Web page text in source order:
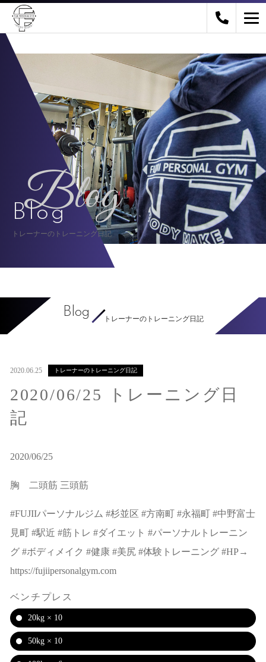
Blog
Blog
トレーナーのトレーニング日記
Blog
トレーナーのトレーニング日記
2020.06.25 トレーナーのトレーニング日記
2020/06/25 トレーニング日
記
2020/06/25
胸 二頭筋 三頭筋
#FUJIIパーソナルジム #杉並区 #方南町 #永福町 #中野富士
見町 #駅近 #筋トレ #ダイエット #パーソナルトレーニン
グ #ボディメイク #健康 #美尻 #体験トレーニング #HP→
https://fujiipersonalgym.com
ベンチプレス
20kg × 10
50kg × 10